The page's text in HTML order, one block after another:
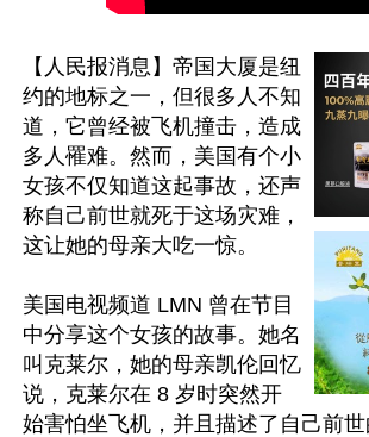
【人民报消息】帝国大厦是纽
约的地标之一，但很多人不知
道，它曾经被飞机撞击，造成
多人罹难。然而，美国有个小
女孩不仅知道这起事故，还声
称自己前世就死于这场灾难，
这让她的母亲大吃一惊。
美国电视频道 LMN 曾在节目
中分享这个女孩的故事。她名
叫克莱尔，她的母亲凯伦回忆
说，克莱尔在 8 岁时突然开
始害怕坐飞机，并且描述了自己前